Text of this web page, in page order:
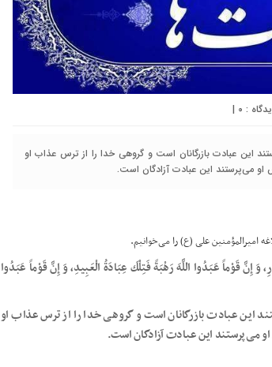
۰ |
این عبادت بازرگانان است و گروهی خدا را از ترس عذاب او
می‌پرستند این عبادت آزادگان است.
امیرالمؤمنین علی (ع) را می‌خوانیم.
وَ إِنَّ قَوْماً عَبَدُوا اللَّهَ رَهْبَةً فَتِلْكَ عِبَادَةُ الْعَبِيدِ، وَ إِنَّ قَوْماً عَبَدُوا
این عبادت بازرگانان است و گروهی خدا را از ترس عذاب او
می‌پرستند این عبادت آزادگان است.